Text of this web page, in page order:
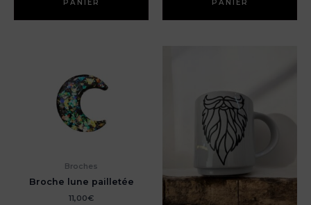
PANIER PANIER
Broches
Broche lune pailletée
11,00€